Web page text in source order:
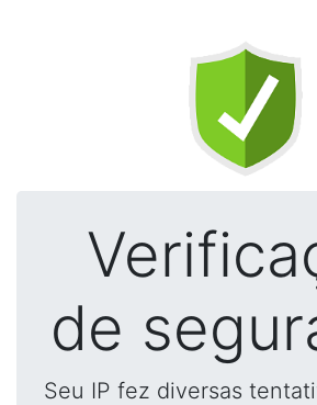
de
Seu IP fez diversas